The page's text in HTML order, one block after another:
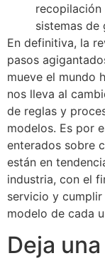
sistemas de
En definitiva, la
pasos
mueve el mundo
nos lleva al
de reglas y
modelos. Es por
enterados sobre
están en
industria, con el
servicio y
modelo de cada
Deja